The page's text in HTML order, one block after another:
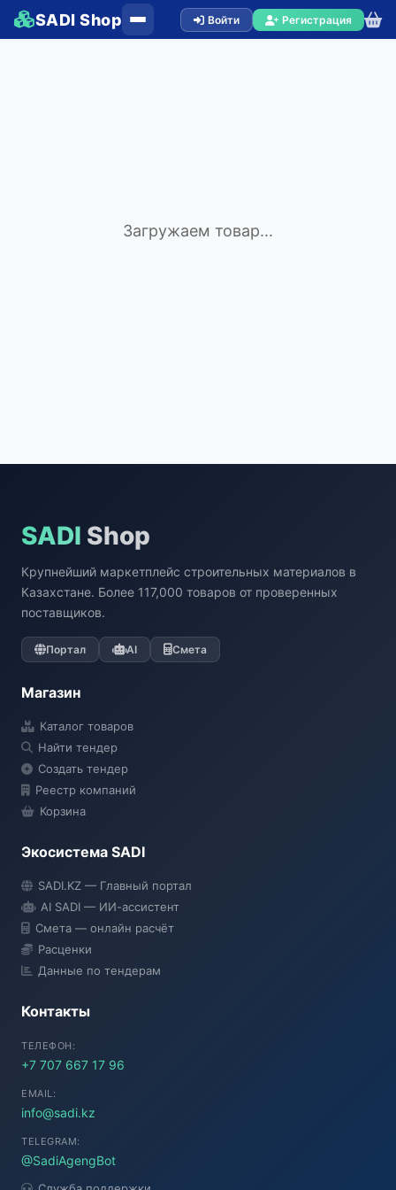
SADI Shop Войти Регистрация
Загружаем товар...
SADI Shop
Крупнейший маркетплейс строительных материалов в
Казахстане. Более 117,000 товаров от проверенных
поставщиков.
Портал AI Смета
Магазин
Каталог товаров
Найти тендер
Создать тендер
Реестр компаний
Корзина
Экосистема SADI
SADI.KZ — Главный портал
AI SADI — ИИ-ассистент
Смета — онлайн расчёт
Расценки
Данные по тендерам
Контакты
ТЕЛЕФОН:
+7 707 667 17 96
EMAIL:
info@sadi.kz
TELEGRAM:
@SadiAgengBot
● Подключение...